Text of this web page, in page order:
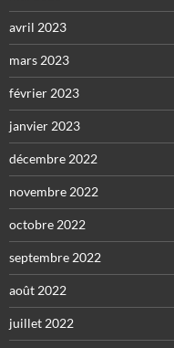
avril 2023
mars 2023
février 2023
janvier 2023
décembre 2022
novembre 2022
octobre 2022
septembre 2022
août 2022
juillet 2022